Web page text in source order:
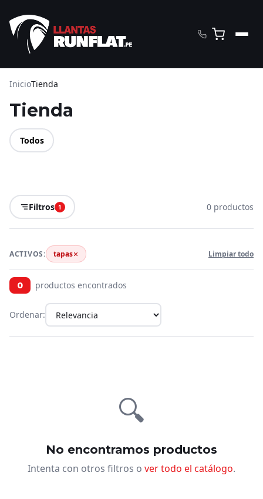
InicioTienda
Tienda
Todos
Filtros 1 0 productos
ACTIVOS: tapas Limpiar todo
0 productos encontrados
Ordenar:
🔍
No encontramos productos
Intenta con otros filtros o ver todo el catálogo.